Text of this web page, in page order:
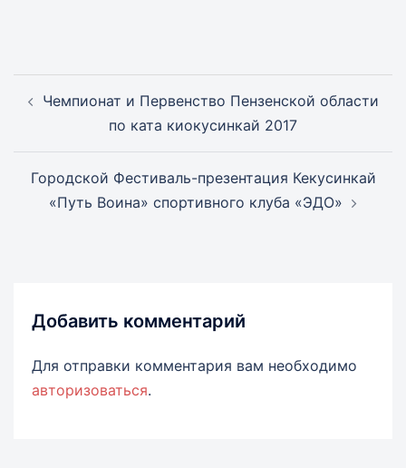
записи
Чемпионат и Первенство Пензенской области
по ката киокусинкай 2017
Городской Фестиваль-презентация Кекусинкай
«Путь Воина» спортивного клуба «ЭДO»
Добавить комментарий
Для отправки комментария вам необходимо
авторизоваться.